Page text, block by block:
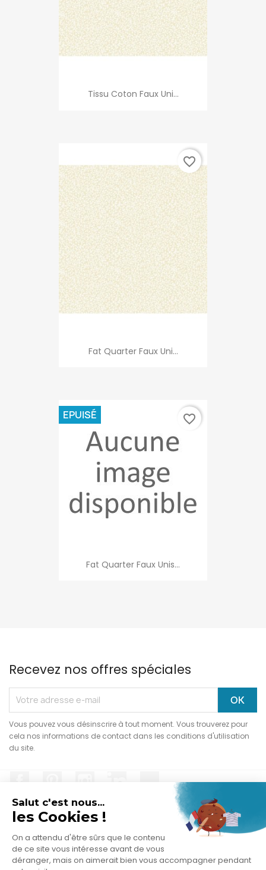
Tissu Coton Faux Uni...
Fat Quarter Faux Uni...
favorite_border
Fat Quarter Faux Unis...
EPUISÉ favorite_border
Recevez nos offres spéciales
Vous pouvez vous désinscrire à tout moment. Vous trouverez pour
cela nos informations de contact dans les conditions d'utilisation
du site.
PRODUITS
Salut c'est nous...
les Cookies !
On a attendu d'être sûrs que le contenu
de ce site vous intéresse avant de vous
déranger, mais on aimerait bien vous accompagner pendant